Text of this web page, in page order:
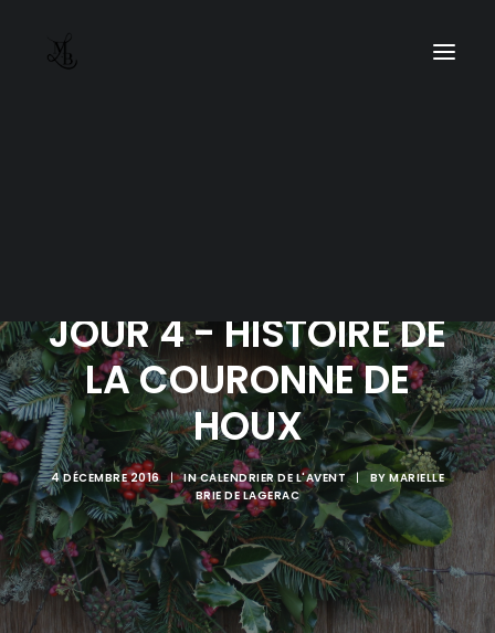
JOUR 4 - HISTOIRE DE
LA COURONNE DE
HOUX
4 DÉCEMBRE 2016 | INCALENDRIER DE L'AVENT | BY MARIELLE
BRIE DE LAGERAC